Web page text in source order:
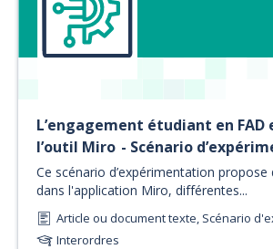
L’engagement étudiant en
l’outil Miro - Scénario
Ce scénario d’expérimentation propose
dans l'application Miro, différentes...
Article ou document texte, Scénario
Interordres